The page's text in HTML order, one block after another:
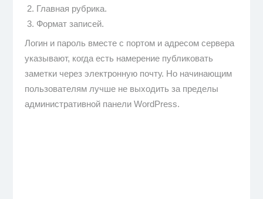
Главная рубрика.
Формат записей.
Логин и пароль вместе с портом и адресом сервера
указывают, когда есть намерение публиковать
заметки через электронную почту. Но начинающим
пользователям лучше не выходить за пределы
административной панели WordPress.